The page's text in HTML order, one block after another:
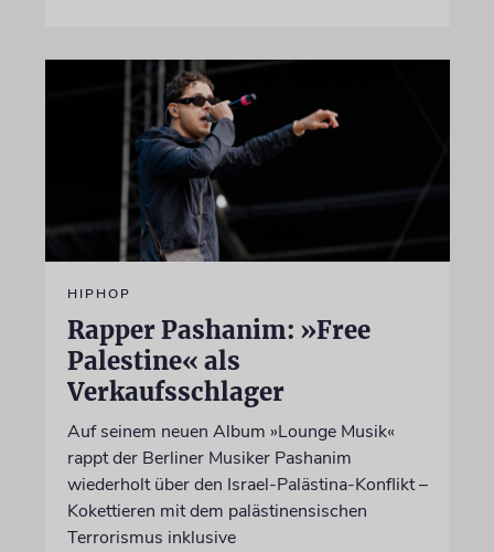
HIPHOP
Rapper Pashanim: »Free
Palestine« als
Verkaufsschlager
Auf seinem neuen Album »Lounge Musik«
rappt der Berliner Musiker Pashanim
wiederholt über den Israel-Palästina-Konflikt –
Kokettieren mit dem palästinensischen
Terrorismus inklusive